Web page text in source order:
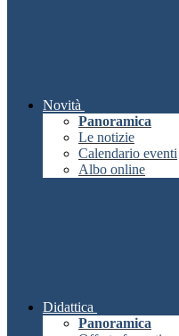
Novità
Panoramica
Le notizie
Calendario eventi
Albo online
Didattica
Panoramica